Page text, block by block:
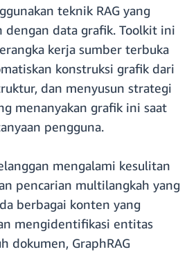
teknik RAG yang
dengan data grafik. Toolkit ini
kerja sumber terbuka
konstruksi grafik dari
dan menyusun strategi
menanyakan grafik ini saat
pengguna.
mengalami kesulitan
pencarian multilangkah yang
berbagai konten yang
mengidentifikasi entitas
dokumen, GraphRAG